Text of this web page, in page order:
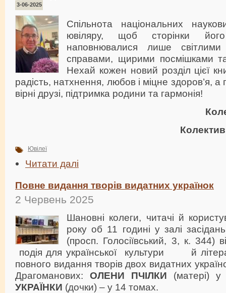
3-06-2025
Спільнота національних
ювіляру, щоб сторінки
наповнювалися лише
справами, щирими посмішками
Нехай кожен новий розділ цієї
радість, натхнення, любов і міцне здоров’я,
вірні друзі, підтримка родини та гармонія!
Ювілеї
Читати далі
Повне видання творів видатних українок
2 Червень 2025
Шановні колеги, читачі й
року об 11 годині у залі
(просп. Голосіївський, 3, к. 344)
подія для української культури й
повного видання творів двох видатних
Драгоманових: ОЛЕНИ ПЧІЛКИ (матері)
УКРАЇНКИ (дочки) – у 14 томах.